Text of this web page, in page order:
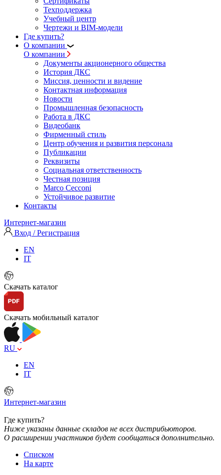
Техподдержка
Учебный центр
Чертежи и BIM-модели
Где купить?
О компании
О компании
Документы акционерного общества
История ДКС
Миссия, ценности и видение
Контактная информация
Новости
Промышленная безопасность
Работа в ДКС
Видеобанк
Фирменный стиль
Центр обучения и развития персонала
Публикации
Реквизиты
Социальная ответственность
Честная позиция
Marco Cecconi
Устойчивое развитие
Контакты
Интернет-магазин
Вход / Регистрация
EN
IT
Скачать каталог
Скачать мобильный каталог
RU
EN
IT
Интернет-магазин
Где купить?
Ниже указаны данные складов не всех дистрибьюторов.
О расширении участников будет сообщаться дополнительно.
Списком
На карте